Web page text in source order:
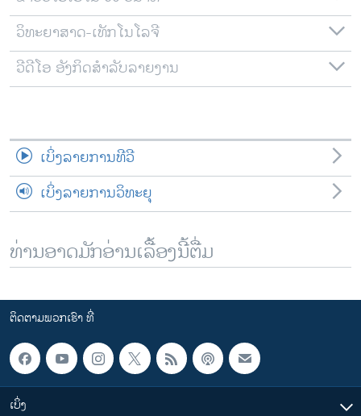
ວິທະຍາສາດ-ເທັກໂນໂລຈີ
ວີດີໂອ ອັງກິດສຳລັບລາຍງານ
ເບິ່ງລາຍການທີວີ
ເບິ່ງລາຍການວິທະຍຸ
ທ່ານອາດມັກອ່ານເລື້ອງນີ້ຕື່ມ
ຕິດຕາມພວກເຮົາ ທີ່
ເບິ່ງ